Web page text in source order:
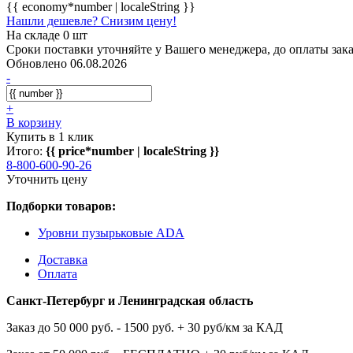
{{ economy*number | localeString }}
Нашли дешевле? Снизим цену!
На складе 0 шт
Сроки поставки уточняйте у Вашего менеджера, до оплаты
Обновлено 06.08.2026
-
+
В корзину
Купить в 1 клик
Итого: {{ price*number | localeString }}
8-800-600-90-26
Уточнить цену
Подборки товаров:
Уровни пузырьковые ADA
Доставка
Оплата
Санкт-Петербург и Ленинградская область
Заказ до 50 000 руб. - 1500 руб. + 30 руб/км за КАД